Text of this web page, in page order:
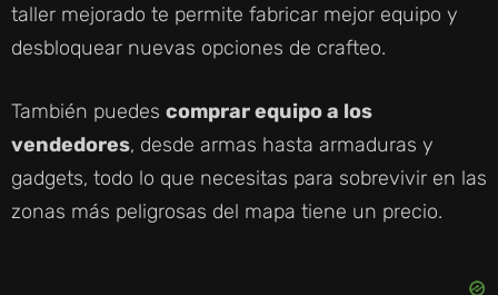
taller mejorado te permite fabricar mejor equipo y
desbloquear nuevas opciones de crafteo.
También puedes comprar equipo a los
vendedores, desde armas hasta armaduras y
gadgets, todo lo que necesitas para sobrevivir en las
zonas más peligrosas del mapa tiene un precio.